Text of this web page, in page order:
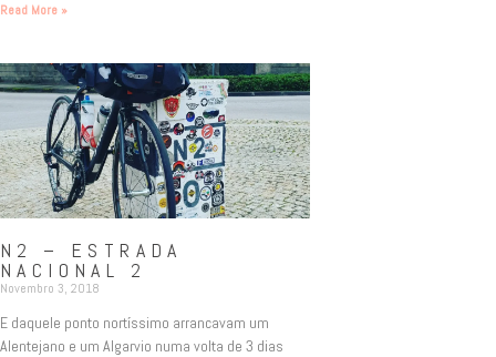
Read More »
N2 – ESTRADA
NACIONAL 2
Novembro 3, 2018
E daquele ponto nortíssimo arrancavam um
Alentejano e um Algarvio numa volta de 3 dias